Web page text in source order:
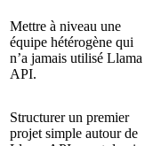
Mettre à niveau une
équipe hétérogène qui
n’a jamais utilisé Llama
API.
Structurer un premier
projet simple autour de